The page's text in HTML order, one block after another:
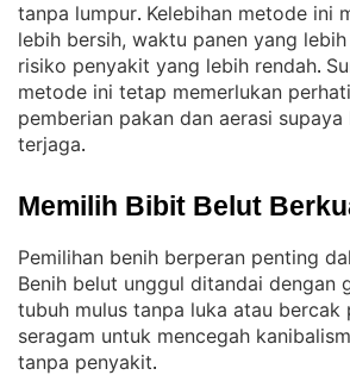
tanpa lumpur. Kelebihan metode ini
lebih bersih, waktu panen yang
risiko penyakit yang lebih rendah.
metode ini tetap memerlukan
pemberian pakan dan aerasi
terjaga.
Memilih Bibit Belut
Pemilihan benih berperan penting
Benih belut unggul ditandai dengan
tubuh mulus tanpa luka atau bercak
seragam untuk mencegah
tanpa penyakit.